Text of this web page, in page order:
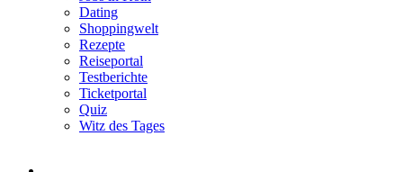
Dating
Shoppingwelt
Rezepte
Reiseportal
Testberichte
Ticketportal
Quiz
Witz des Tages